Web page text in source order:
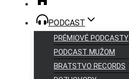
PODCAST
PRÉMIOVÉ PODCASTY
PODCAST MUŽOM
BRATSTVO RECORDS